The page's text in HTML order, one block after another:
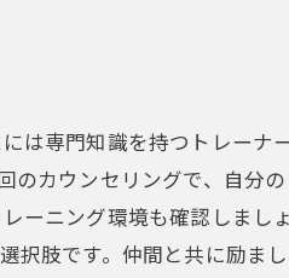
は専門知識を持つトレーナ
のカウンセリングで、自分の
ーニング環境も確認しましょ
択肢です。仲間と共に励まし